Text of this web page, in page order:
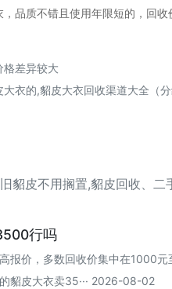
品质不错且使用年限短的，回
格差异较大
衣的,貂皮大衣回收渠道大全（
貂皮不用搁置,貂皮回收、
行吗
报价‌，多数回收价集中在1000
貂皮大衣卖35··· 2026-08-02